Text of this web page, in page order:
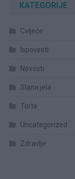
KATEGORIJE
Cvijeće
Ispovesti
Novosti
Slana jela
Torte
Uncategorized
Zdravlje